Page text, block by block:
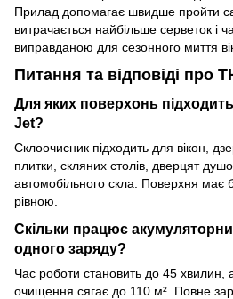
Прилад допомагає швидше пройти
витрачається найбільше серветок і
виправданою для сезонного миття
Питання та відповіді про
Для яких поверхонь
Jet?
Склоочисник підходить для вікон,
плитки, скляних столів, дверцят
автомобільного скла. Поверхня має
рівною.
Скільки працює
одного заряду?
Час роботи становить до 45
очищення сягає до 110 м². Повне